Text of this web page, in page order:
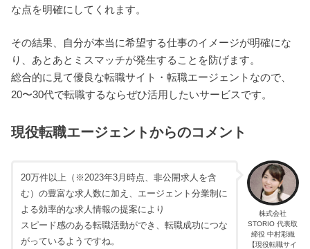
な点を明確にしてくれます。
その結果、自分が本当に希望する仕事のイメージが明確にな
り、あとあとミスマッチが発生することを防げます。
総合的に見て優良な転職サイト・転職エージェントなので、
20〜30代で転職するならぜひ活用したいサービスです。
現役転職エージェントからのコメント
株式会社
STORIO 代表取
締役 中村彩織
【現役転職サイ
20万件以上（※2023年3月時点、非公開求人を含
む）の豊富な求人数に加え、エージェント分業制に
よる効率的な求人情報の提案により
スピード感のある転職活動ができ、転職成功につな
がっているようですね。